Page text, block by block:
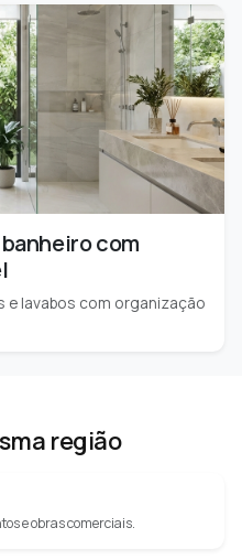
com
e lavabos com organização
região
e obras comerciais.